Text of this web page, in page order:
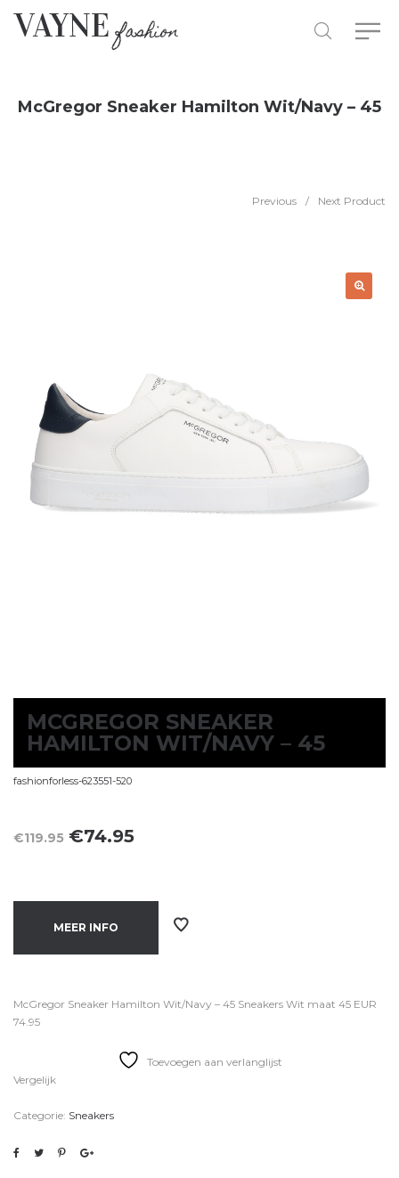
McGregor Sneaker Hamilton Wit/Navy – 45
Previous / Next Product
MCGREGOR SNEAKER
HAMILTON WIT/NAVY – 45
fashionforless-623551-520
€119.95 Oorspronkelijke
was:
€119.95.
€74.95Huidige
is:
€74.95.
MEER INFO
McGregor Sneaker Hamilton Wit/Navy – 45 Sneakers Wit maat 45 EUR
74.95
Toevoegen aan verlanglijst
Vergelijk
Categorie: Sneakers